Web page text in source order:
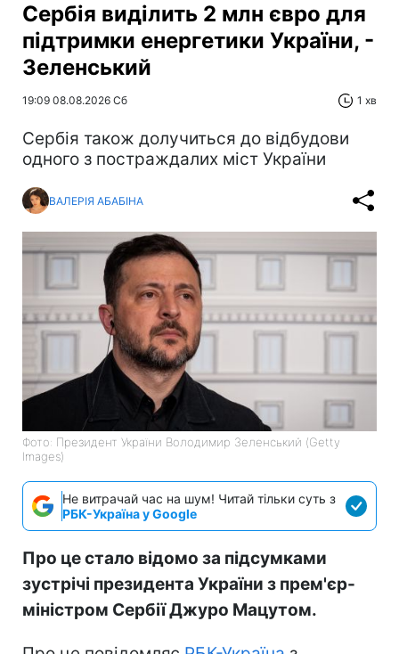
Сербія виділить 2 млн євро для
підтримки енергетики України, -
Зеленський
19:09 08.08.2026 Сб 1 хв
Сербія також долучиться до відбудови
одного з постраждалих міст України
ВАЛЕРІЯ АБАБІНА
Фото: Президент України Володимир Зеленський (Getty
Images)
Не витрачай час на шум! Читай тільки суть з
РБК-Україна у Google
Про це стало відомо за підсумками
зустрічі президента України з прем'єр-
міністром Сербії Джуро Мацутом.